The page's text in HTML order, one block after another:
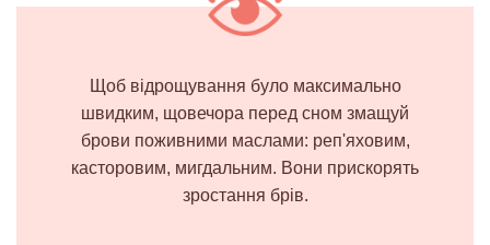
Щоб відрощування було максимально
швидким, щовечора перед сном змащуй
брови поживними маслами: реп'яховим,
касторовим, мигдальним. Вони прискорять
зростання брів.